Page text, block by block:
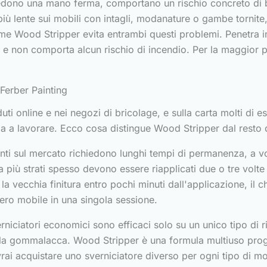
una mano ferma, comportano un rischio concreto
lente sui mobili con intagli, modanature o gambe
Wood Stripper evita entrambi questi problemi. Penetra
non comporta alcun rischio di incendio. Per la
Painting
online e nei negozi di bricolage, e sulla carta molti di
a lavorare. Ecco cosa distingue Wood Stripper dal resto
sul mercato richiedono lunghi tempi di permanenza, a
strati spesso devono essere riapplicati due o tre
vecchia finitura entro pochi minuti dall'applicazione, il
mobile in una singola sessione.
economici sono efficaci solo su un unico tipo di
Wood Stripper è una formula multiuso
acquistare uno sverniciatore diverso per ogni tipo di